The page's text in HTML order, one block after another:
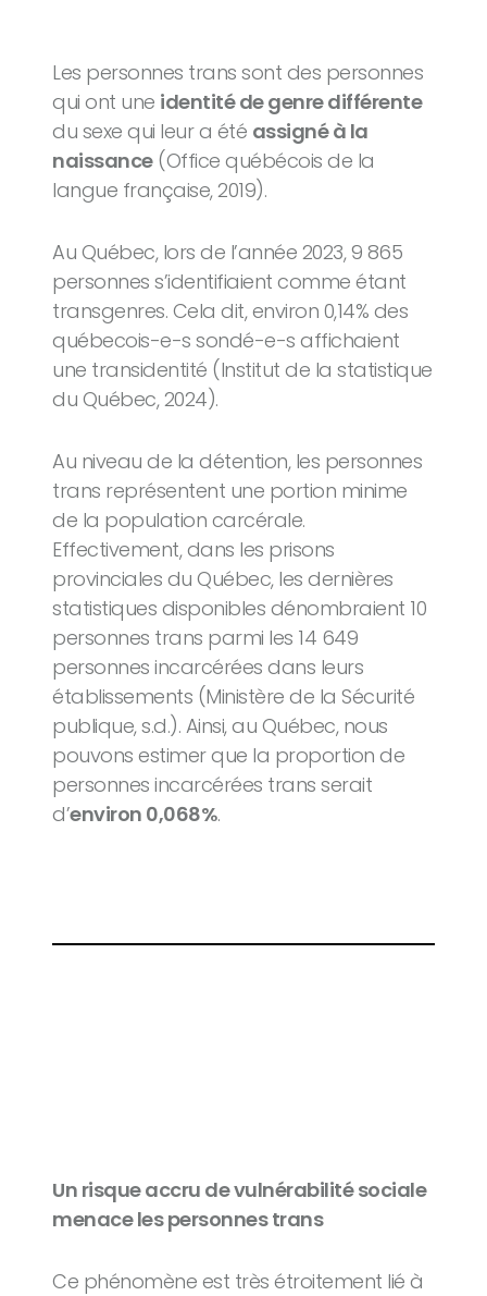
Les personnes trans sont des personnes
qui ont une identité de genre différente
du sexe qui leur a été assigné à la
naissance(Office québécois de la
langue française, 2019).
Au Québec, lors de l’année 2023, 9 865
personnes s’identifiaient comme étant
transgenres. Cela dit, environ 0,14% des
québecois-e-s sondé-e-s affichaient
une transidentité (Institut de la statistique
du Québec, 2024).
Au niveau de la détention, les personnes
trans représentent une portion minime
de la population carcérale.
Effectivement, dans les prisons
provinciales du Québec, les dernières
statistiques disponibles dénombraient 10
personnes trans parmi les 14 649
personnes incarcérées dans leurs
établissements (Ministère de la Sécurité
publique, s.d.). Ainsi, au Québec, nous
pouvons estimer que la proportion de
personnes incarcérées trans serait
d’environ 0,068%.
Un risque accru de vulnérabilité sociale
menace les personnes trans
Ce phénomène est très étroitement lié à